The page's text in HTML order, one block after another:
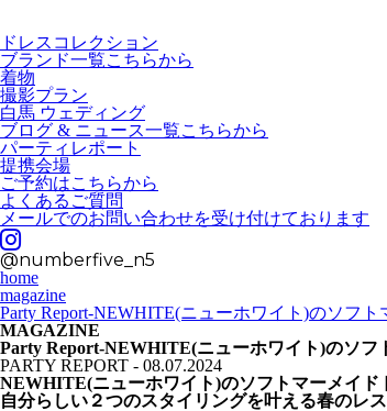
ドレスコレクション
ブランド一覧こちらから
着物
撮影プラン
白馬 ウェディング
ブログ & ニュース一覧こちらから
パーティレポート
提携会場
ご予約はこちらから
よくあるご質問
メールでのお問い合わせを受け付けております
@numberfive_n5
home
magazine
Party Report-NEWHITE(ニューホワイト)のソフ
MAGAZINE
Party Report-NEWHITE(ニューホワイト)のソ
PARTY REPORT - 08.07.2024
NEWHITE(ニューホワイト)のソフトマーメイ
自分らしい２つのスタイリングを叶える春のレ